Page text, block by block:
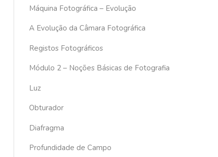
Máquina Fotográfica – Evolução
A Evolução da Câmara Fotográfica
Registos Fotográficos
Módulo 2 – Noções Básicas de Fotografia
Luz
Obturador
Diafragma
Profundidade de Campo